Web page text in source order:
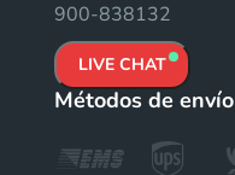
900-838132
LIVE CHAT
Métodos de envío